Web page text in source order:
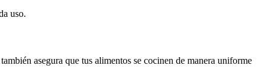
uso.
asegura que tus alimentos se cocinen de manera uniforme